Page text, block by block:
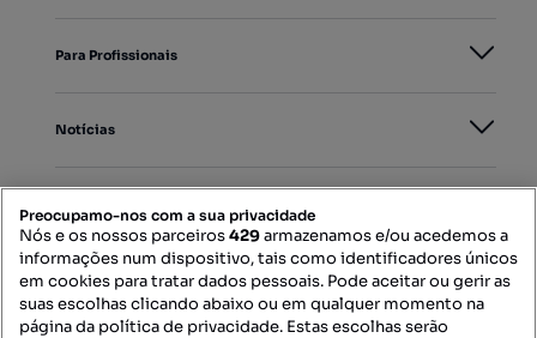
Para Profissionais
Notícias
Mapa do Site
Preocupamo-nos com a sua privacidade
Nós e os nossos parceiros429armazenamos e/ou acedemos a
informações num dispositivo, tais como identificadores únicos
em cookies para tratar dados pessoais. Pode aceitar ou gerir as
suas escolhas clicando abaixo ou em qualquer momento na
página da política de privacidade. Estas escolhas serão